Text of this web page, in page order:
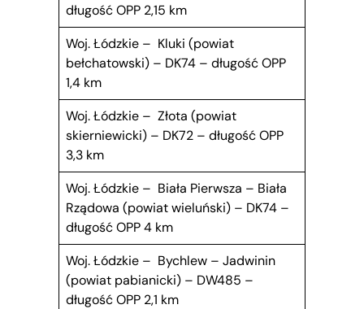
długość OPP 2,15 km
Woj. Łódzkie – Kluki (powiat
bełchatowski) – DK74 – długość OPP
1,4 km
Woj. Łódzkie – Złota (powiat
skierniewicki) – DK72 – długość OPP
3,3 km
Woj. Łódzkie – Biała Pierwsza – Biała
Rządowa (powiat wieluński) – DK74 –
długość OPP 4 km
Woj. Łódzkie – Bychlew – Jadwinin
(powiat pabianicki) – DW485 –
długość OPP 2,1 km